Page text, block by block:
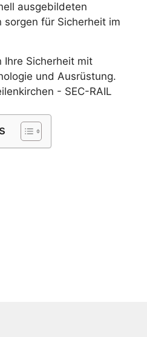
ausgebildeten
sorgen für Sicherheit im
Ihre Sicherheit mit
und Ausrüstung.